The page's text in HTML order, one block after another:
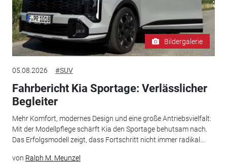
Bildergalerie
05.08.2026 #SUV
Fahrbericht Kia Sportage: Verlässlicher
Begleiter
Mehr Komfort, modernes Design und eine große Antriebsvielfalt:
Mit der Modellpflege schärft Kia den Sportage behutsam nach.
Das Erfolgsmodell zeigt, dass Fortschritt nicht immer radikal...
von Ralph M. Meunzel